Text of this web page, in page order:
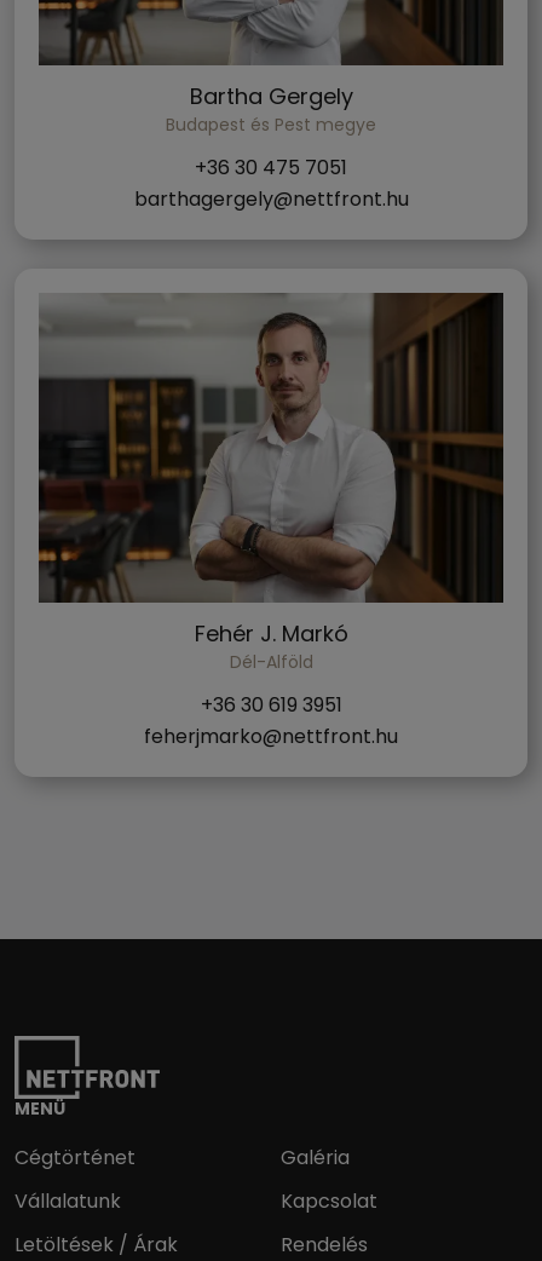
Bartha Gergely
Budapest és Pest megye
+36 30 475 7051
barthagergely@nettfront.hu
Fehér J. Markó
Dél-Alföld
+36 30 619 3951
feherjmarko@nettfront.hu
MENÜ
Cégtörténet
Vállalatunk
Letöltések / Árak
Galéria
Kapcsolat
Rendelés